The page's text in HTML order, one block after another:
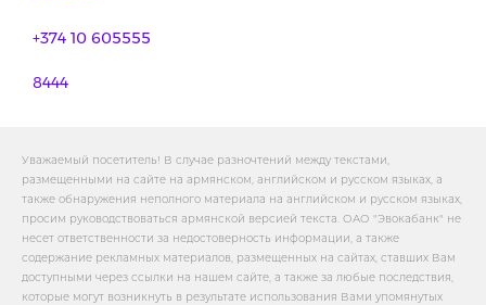
+374 10 605555
8444
Уважаемый посетитель! В случае разночтений между текстами,
размещенными на сайте на армянском, английском и русском языках, а
также обнаружения неполного материала на английском и русском языках,
просим руководствоваться армянской версией текста. ОАО "Эвокабанк" не
несет ответственности за недостоверность информации, а также
содержание рекламных материалов, размещенных на сайтах, ставших Вам
доступными через ссылки на нашем сайте, а также за любые последствия,
которые могут возникнуть в результате использования Вами упомянутых